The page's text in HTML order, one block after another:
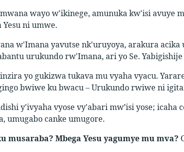
wayo w'ikinege, amunuka kw'isi
Yesu ni umwe.
w'Imana yavutse nk'uruyoya, arakura acika
urukundo rw'Imana, ari yo Se.
yo gukizwa tukava mu vyaha vyacu.
bwiwe ku bwacu – Urukundo rwiwe ni
y'ivyaha vyose vy'abari mw’isi yose; icaha
umugabo canke umugore.
musaraba? Mbega Yesu yagumye mu mva?